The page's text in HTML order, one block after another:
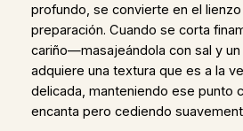
profundo, se convierte en el
preparación. Cuando se corta
cariño—masajeándola con sal y
adquiere una textura que es a la
delicada, manteniendo ese punto
encanta pero cediendo